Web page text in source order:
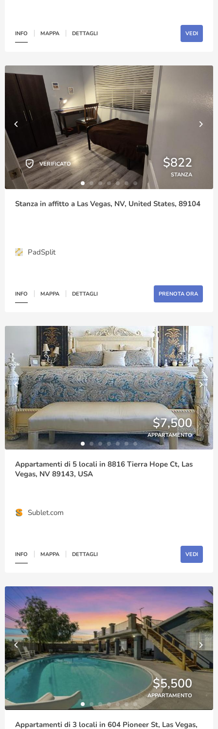
INFO MAPPA DETTAGLI VEDI
VERIFICATO $822
STANZA
Stanza in affitto a Las Vegas, NV, United States, 89104
PadSplit
INFO MAPPA DETTAGLI PRENOTA ORA
$7,500
APPARTAMENTO
Appartamenti di 5 locali in 8816 Tierra Hope Ct, Las
Vegas, NV 89143, USA
Sublet.com
INFO MAPPA DETTAGLI VEDI
$5,500
APPARTAMENTO
Appartamenti di 3 locali in 604 Pioneer St, Las Vegas,